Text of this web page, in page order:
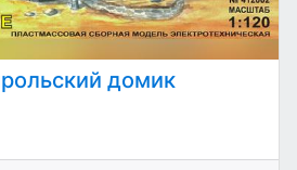
домик